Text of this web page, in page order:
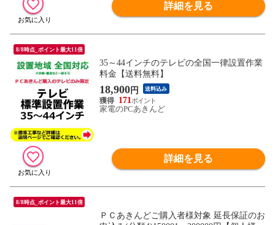
詳細を見る
8/8時点_ポイント最大11倍
35～44インチのテレビの全国一律設置作業
料金【送料無料】
18,900円 送料込み
171
家電のPCあきんど
詳細を見る
8/8時点_ポイント最大11倍
ＰＣあきんどご購入者様対象 延長保証のお